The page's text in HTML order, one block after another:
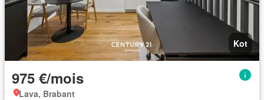
Kot
975 €/mois
Lava, Brabant